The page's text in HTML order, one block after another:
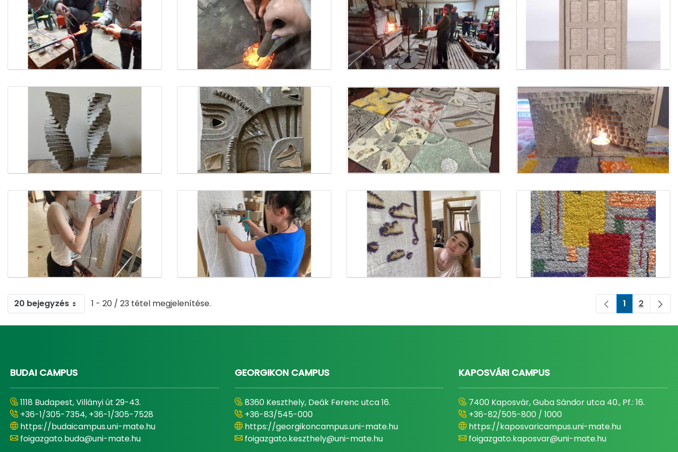
20 bejegyzés 1 - 20 / 23 tétel megjelenítése. Oldal
1 Oldal
2
BUDAI CAMPUS
1118 Budapest, Villányi út 29-43.
+36-1/305-7354, +36-1/305-7528
https://budaicampus.uni-mate.hu
foigazgato.buda@uni-mate.hu
GEORGIKON CAMPUS
8360 Keszthely, Deák Ferenc utca 16.
+36-83/545-000
https://georgikoncampus.uni-mate.hu
foigazgato.keszthely@uni-mate.hu
KAPOSVÁRI CAMPUS
7400 Kaposvár, Guba Sándor utca 40., Pf.: 16.
+36-82/505-800 / 1000
https://kaposvaricampus.uni-mate.hu
foigazgato.kaposvar@uni-mate.hu